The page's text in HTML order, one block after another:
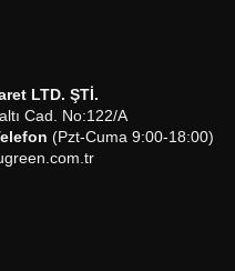
LTD. ŞTİ.
Cad. No:122/A
(Pzt-Cuma 9:00-18:00)